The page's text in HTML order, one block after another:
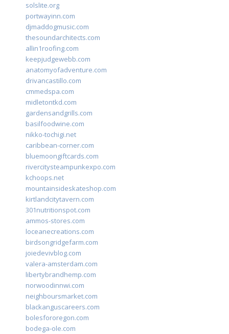
solslite.org
portwayinn.com
djmaddogmusic.com
thesoundarchitects.com
allin1roofing.com
keepjudgewebb.com
anatomyofadventure.com
drivancastillo.com
cmmedspa.com
midletontkd.com
gardensandgrills.com
basilfoodwine.com
nikko-tochigi.net
caribbean-corner.com
bluemoongiftcards.com
rivercitysteampunkexpo.com
kchoops.net
mountainsideskateshop.com
kirtlandcitytavern.com
301nutritionspot.com
ammos-stores.com
loceanecreations.com
birdsongridgefarm.com
joiedevivblog.com
valera-amsterdam.com
libertybrandhemp.com
norwoodinnwi.com
neighboursmarket.com
blackanguscareers.com
bolesfororegon.com
bodega-ole.com